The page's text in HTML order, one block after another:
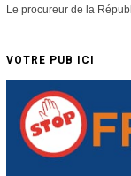
Le procureur de la
VOTRE PUB ICI